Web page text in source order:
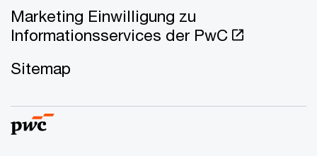
Marketing Einwilligung zu
Informationsservices der PwC
Sitemap